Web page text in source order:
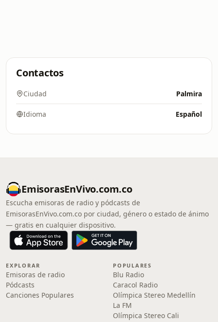
Contactos
Ciudad Palmira
Idioma Español
EmisorasEnVivo.com.co
Escucha emisoras de radio y pódcasts de
EmisorasEnVivo.com.co por ciudad, género o estado de ánimo
— gratis en cualquier dispositivo.
EXPLORAR
Emisoras de radio
Pódcasts
Canciones Populares
POPULARES
Blu Radio
Caracol Radio
Olímpica Stereo Medellín
La FM
Olímpica Stereo Cali